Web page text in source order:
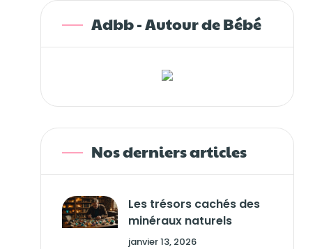
Adbb - Autour de Bébé
Nos derniers articles
Les trésors cachés des
minéraux naturels
janvier 13, 2026